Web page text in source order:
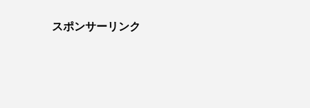
スポンサーリンク